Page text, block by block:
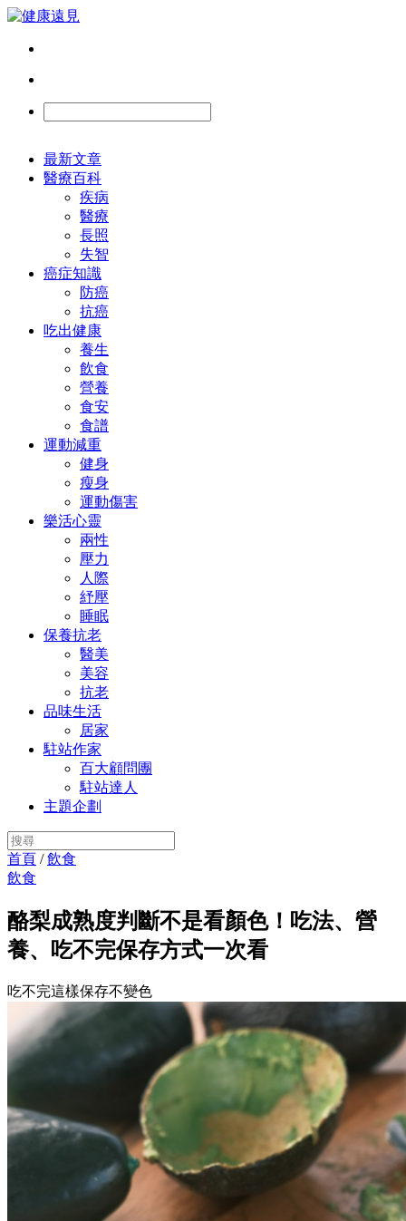
最新文章
醫療百科
疾病
醫療
長照
失智
癌症知識
防癌
抗癌
吃出健康
養生
飲食
營養
食安
食譜
運動減重
健身
瘦身
運動傷害
樂活心靈
兩性
壓力
人際
紓壓
睡眠
保養抗老
醫美
美容
抗老
品味生活
居家
駐站作家
百大顧問團
駐站達人
主題企劃
首頁 /飲食
飲食
酪梨成熟度判斷不是看顏色！吃法、營
養、吃不完保存方式一次看
吃不完這樣保存不變色